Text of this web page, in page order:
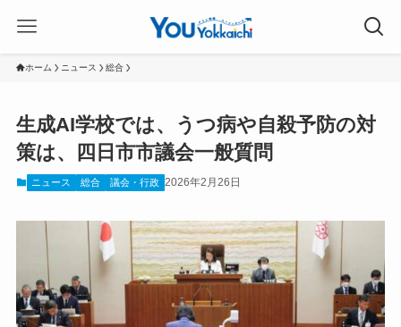
ホーム ニュース 総合
生成AI学校では、うつ病や自殺予防の対
策は、四日市市議会一般質問
ニュース 総合 議会・行政 2026年2月26日